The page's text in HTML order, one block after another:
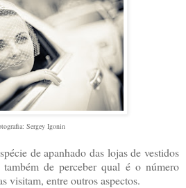
Sergey Igonin
de apanhado das lojas de vestidos
de perceber qual é o número
visitam, entre outros aspectos.